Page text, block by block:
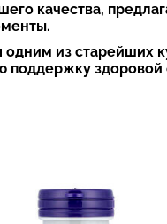
качества,
одним из
поддержку